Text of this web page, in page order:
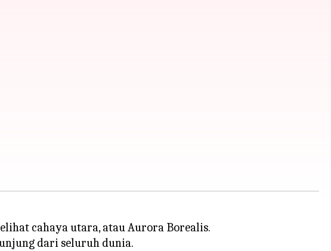
cahaya utara, atau Aurora Borealis.
dari seluruh dunia.